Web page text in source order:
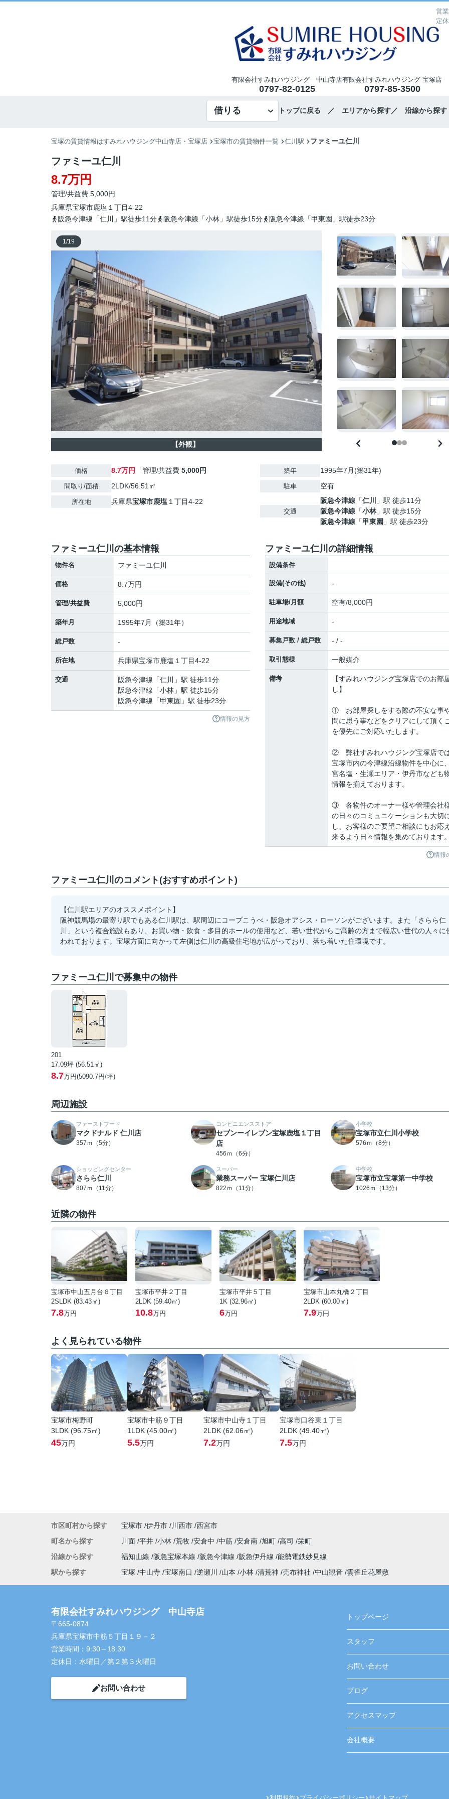
営
定
有限会社すみれハウジング 中山寺店
0797-82-0125
有限会社すみれハウジング 宝塚店
0797-85-3500
借りる トップに戻る ／ エリアから探す／ 沿線から探す
宝塚の賃貸情報はすみれハウジング中山寺店・宝塚店 宝塚市の賃貸物件一覧 仁川駅 ファミーユ仁川
ファミーユ仁川
8.7万円
管理/共益費 5,000円
兵庫県宝塚市鹿塩 １丁目4-22
阪急今津線「仁川」駅徒歩11分
阪急今津線「小林」駅徒歩15分 阪急今津線「甲東園」駅徒歩23分
1/19
【外観】
価格 8.7万円 管理/共益費 5,000円
間取り/面積 2LDK/56.51㎡
所在地 兵庫県宝塚市鹿塩 １丁目4-22
築年 1995年7月(築31年)
駐車 空有
交通
阪急今津線 「仁川
」駅 徒歩11分
阪急今津線 「小林」駅 徒歩15分
阪急今津線 「甲東園 」駅 徒歩23分
ファミーユ仁川の基本情報
物件名 ファミーユ仁川
価格 8.7万円
管理/共益費 5,000円
築年月 1995年7月（築31年）
総戸数 -
所在地 兵庫県宝塚市鹿塩 １丁目4-22
交通 阪急今津線 「仁川
」駅 徒歩11分
阪急今津線 「小林 」駅 徒歩15分
阪急今津線 「甲東園 」駅 徒歩23分
情報の見方
ファミーユ仁川の詳細情報
設備条件
設備(その他) -
駐車場/月額 空有/8,000円
用途地域 -
募集戸数 / 総戸数 - / -
取引態様 一般媒介
備考
【すみれハウジング宝塚店でのお部
し】
① お部屋探しをする際の不安な事
問に思う事などをクリアにして頂く
を優先にご対応いたします。
② 弊社すみれハウジング宝塚店で
宝塚市内の今津線沿線物件を中心に
宮名塩・生瀬エリア・伊丹市なども
情報を揃えております。
③ 各物件のオーナー様や管理会社
の日々のコミュニケーションも大切
し、お客様のご要望ご相談にもお応
来るよう日々情報を集めております
情報
ファミーユ仁川のコメント(おすすめポイント)
【仁川駅エリアのオススメポイント】
阪神競馬場の最寄り駅でもある仁川駅は、駅周辺にコープこうべ・阪急オアシス・ローソンがございます。また「さらら仁
川」という複合施設もあり、お買い物・飲食・多目的ホールの使用など、若い世代からご高齢の方まで幅広い世代の人々に
われております。宝塚方面に向かって左側は仁川の高級住宅地が広がっており、落ち着いた住環境です。
ファミーユ仁川で募集中の物件
201
17.09坪 (56.51㎡)
8.7万円(5090.7円/坪)
周辺施設
ファーストフード
マクドナルド 仁川店
357ｍ（5分）
コンビニエンスストア
セブンーイレブン宝塚鹿塩１丁目
店
456ｍ（6分）
小学校
宝塚市立仁川小学校
576ｍ（8分）
ショッピングセンター
さらら仁川
807ｍ（11分）
スーパー
業務スーパー 宝塚仁川店
822ｍ（11分）
中学校
宝塚市立宝塚第一中学校
1026ｍ（13分）
近隣の物件
宝塚市中山五月台６丁目
2SLDK (83.43㎡)
7.8万円
宝塚市平井２丁目
2LDK (59.40㎡)
10.8万円
宝塚市平井５丁目
1K (32.96㎡)
6万円
宝塚市山本丸橋２丁目
2LDK (60.00㎡)
7.9万円
よく見られている物件
宝塚市梅野町
3LDK (96.75㎡)
45万円
宝塚市中筋９丁目
1LDK (45.00㎡)
5.5万円
宝塚市中山寺１丁目
2LDK (62.06㎡)
7.2万円
宝塚市口谷東１丁目
2LDK (49.40㎡)
7.5万円
市区町村から探す 宝塚市 伊丹市 川西市 西宮市
町名から探す
川面 平井 小林 荒牧 安倉中 中筋 安倉南 旭町 高司
栄町
沿線から探す
福知山線 阪急宝塚本線 阪急今津線 阪急伊丹線 能勢電鉄妙見線
駅から探す
宝塚 中山寺 宝塚南口 逆瀬川 山本 小林 清荒神 売布神社 中山観音 雲雀丘花屋敷
有限会社すみれハウジング 中山寺店
〒665-0874
兵庫県宝塚市中筋５丁目１９－２
営業時間： 9:30～18:30
定休日： 水曜日／第２第３火曜日
お問い合わせ
トップページ
スタッフ
お問い合わせ
ブログ
アクセスマップ
会社概要